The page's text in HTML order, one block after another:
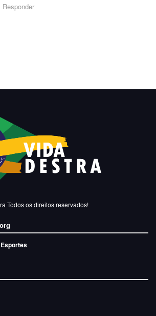
Responder
Todos os direitos reservados!
Esportes